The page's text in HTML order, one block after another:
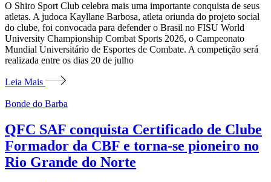
O Shiro Sport Club celebra mais uma importante conquista de seus
atletas. A judoca Kayllane Barbosa, atleta oriunda do projeto social
do clube, foi convocada para defender o Brasil no FISU World
University Championship Combat Sports 2026, o Campeonato
Mundial Universitário de Esportes de Combate. A competição será
realizada entre os dias 20 de julho
Leia Mais
Bonde do Barba
QFC SAF conquista Certificado de Clube
Formador da CBF e torna-se pioneiro no
Rio Grande do Norte